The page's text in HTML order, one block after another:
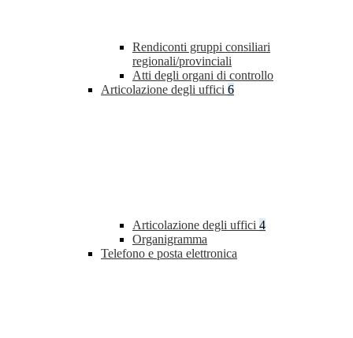
Rendiconti gruppi consiliari
regionali/provinciali
Atti degli organi di controllo
Articolazione degli uffici 6
Articolazione degli uffici 4
Organigramma
Telefono e posta elettronica